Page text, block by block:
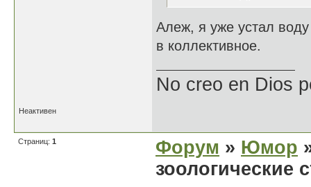
Алеж, я уже устал
в коллективное.
No creo en Dios
Неактивен
Страниц: 1 Форум » Юмор
зоологические